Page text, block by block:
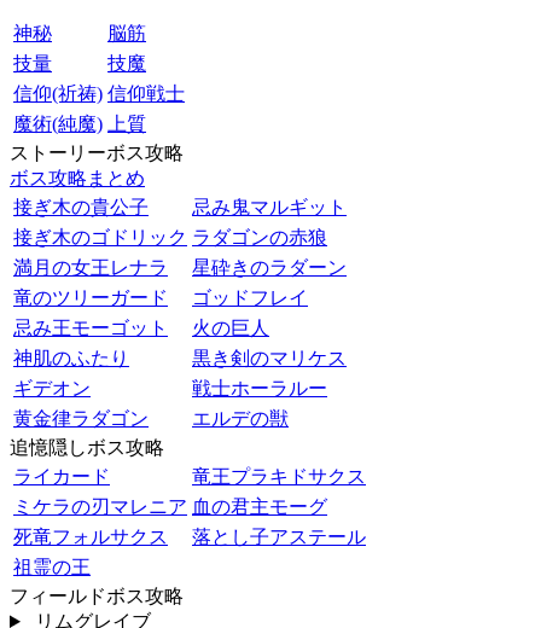
神秘
脳筋
技量
技魔
信仰(祈祷) 信仰戦士
魔術(純魔)
上質
ストーリーボス攻略
ボス攻略まとめ
接ぎ木の貴公子
忌み鬼マルギット
接ぎ木のゴドリック ラダゴンの赤狼
満月の女王レナラ
星砕きのラダーン
竜のツリーガード
ゴッドフレイ
忌み王モーゴット
火の巨人
神肌のふたり
黒き剣のマリケス
ギデオン
戦士ホーラルー
黄金律ラダゴン
エルデの獣
追憶隠しボス攻略
ライカード
竜王プラキドサクス
ミケラの刃マレニア 血の君主モーグ
死竜フォルサクス
落とし子アステール
祖霊の王
フィールドボス攻略
リムグレイブ